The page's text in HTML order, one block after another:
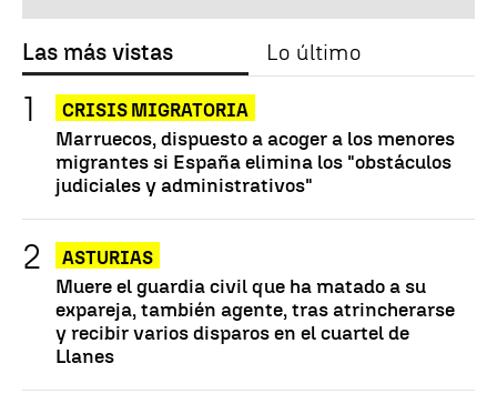
Las más vistas Lo último
CRISIS MIGRATORIA
Marruecos, dispuesto a acoger a los menores
migrantes si España elimina los "obstáculos
judiciales y administrativos"
ASTURIAS
Muere el guardia civil que ha matado a su
expareja, también agente, tras atrincherarse
y recibir varios disparos en el cuartel de
Llanes